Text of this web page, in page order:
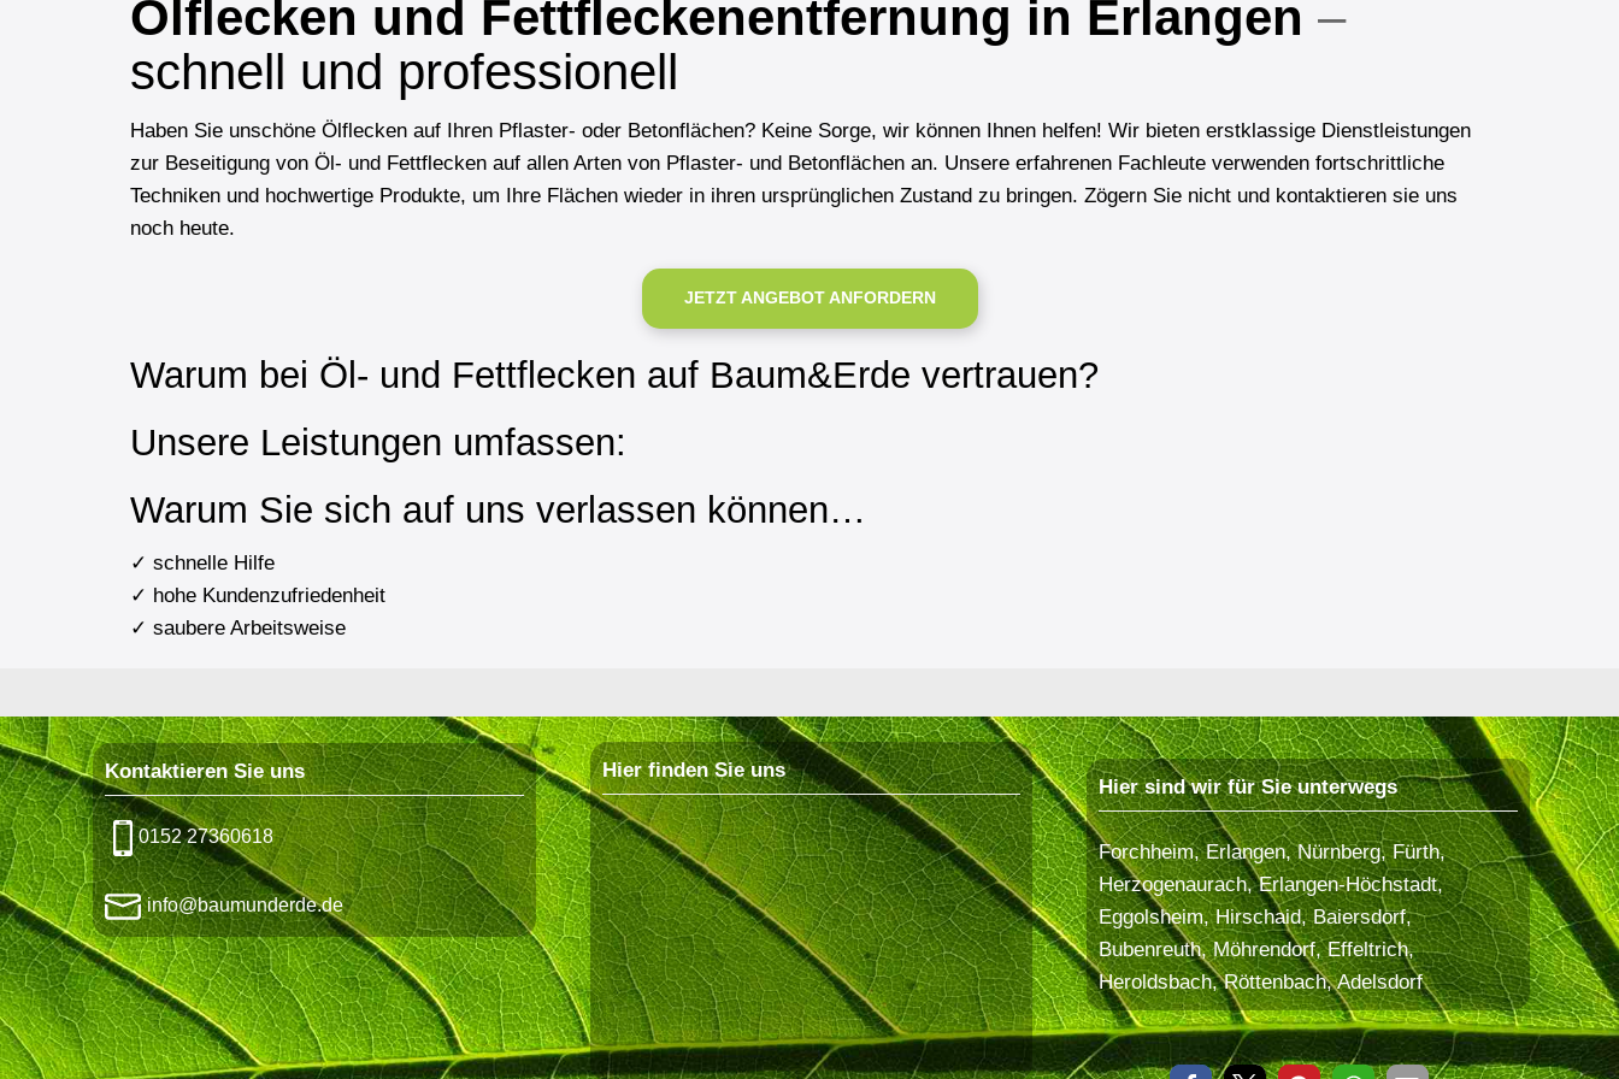
Ölflecken und Fettfleckenentfernung in Erlangen –
schnell und professionell
Haben Sie unschöne Ölflecken auf Ihren Pflaster- oder Betonflächen? Keine Sorge, wir können Ihnen helfen! Wir bieten erstklassige Dienstleistungen
zur Beseitigung von Öl- und Fettflecken auf allen Arten von Pflaster- und Betonflächen an. Unsere erfahrenen Fachleute verwenden fortschrittliche
Techniken und hochwertige Produkte, um Ihre Flächen wieder in ihren ursprünglichen Zustand zu bringen. Zögern Sie nicht und kontaktieren sie uns
noch heute.
JETZT ANGEBOT ANFORDERN
Warum bei Öl- und Fettflecken auf Baum&Erde vertrauen?
Unsere Leistungen umfassen:
Warum Sie sich auf uns verlassen können…
✓ schnelle Hilfe
✓ hohe Kundenzufriedenheit
✓ saubere Arbeitsweise
Kontaktieren Sie uns
0152 27360618
info@baumunderde.de
Hier finden Sie uns
Hier sind wir für Sie unterwegs
Forchheim, Erlangen, Nürnberg, Fürth,
Herzogenaurach, Erlangen-Höchstadt,
Eggolsheim, Hirschaid, Baiersdorf,
Bubenreuth, Möhrendorf, Effeltrich,
Heroldsbach, Röttenbach, Adelsdorf